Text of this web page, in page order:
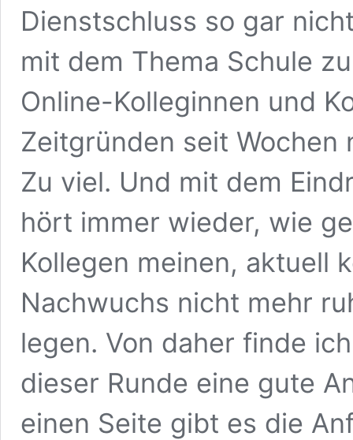
Dienstschluss so gar
mit dem Thema Schule
Online-Kolleginnen und
Zeitgründen seit Wochen
Zu viel. Und mit dem
hört immer wieder, wie
Kollegen meinen, aktuell
Nachwuchs nicht mehr
legen. Von daher finde
dieser Runde eine gute
einen Seite gibt es die